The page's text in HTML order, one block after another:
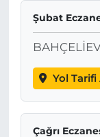
Şubat
Yol Tarifi
Çağrı